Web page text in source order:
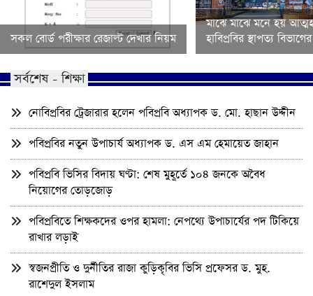
সকল বোর্ড পরীক্ষার রেজাল্ট দেখার নিয়ম
মাঝে মাঝে মনে হয়
হাবিপ্রবির স্থাপত্য
সর্বশেষ - শিক্ষা
নোবিপ্রবির ট্রেজারার হলেন পবিপ্রবি অধ্যাপক ড. মো. হাছান উদ্দীন
পবিপ্রবির নতুন উপাচার্য অধ্যাপক ড. এস এম হেমায়েত জাহান
পবিপ্রবি ভিসির বিদায় ঘণ্টা: শেষ মুহূর্তে ১০৪ জনকে অবৈধ
নিয়োগের তোড়জোড়
পবিপ্রবিতে শিক্ষকদের ওপর হামলা: নেপথ্যে উপাচার্যের পদ টিকিয়ে
রাখার লড়াই
স্বজনপ্রীতি ও দুর্নীতির রাজা কুড়িকৃবির ভিসি প্রফেসর ড. মুহ.
রাশেদুল ইসলাম